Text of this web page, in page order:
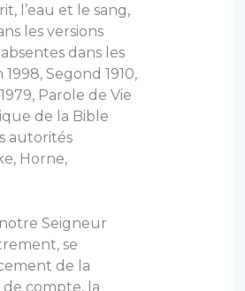
l’eau et le sang,
les versions
dans les
Segond 1910,
Parole de Vie
de la Bible
autorités
Horne,
Seigneur
se
de la
de compte, la